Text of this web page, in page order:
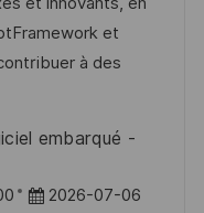
et
à des
embarqué -
D 2026-07-06